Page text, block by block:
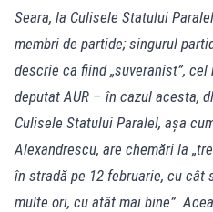
Seara, la Culisele Statului
membri de partide; singurul
descrie ca fiind „suveranist”,
deputat AUR – în cazul acesta,
Culisele Statului Paralel, așa
Alexandrescu, are chemări la
în stradă pe 12 februarie, cu cât
multe ori, cu atât mai bine”.